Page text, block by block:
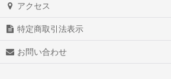
アクセス
特定商取引法表示
お問い合わせ